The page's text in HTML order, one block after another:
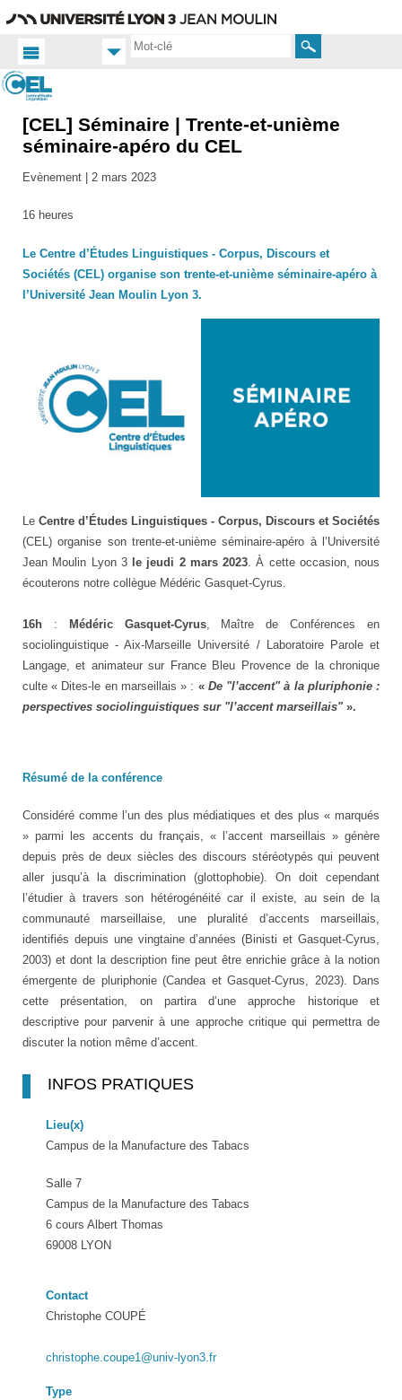
Rechercher
Accueil
FR
[CEL] Séminaire | Trente-et-unième
séminaire-apéro du CEL
Evènement | 2 mars 2023
16 heures
Le Centre d’Études Linguistiques - Corpus, Discours et
Sociétés (CEL) organise son trente-et-unième séminaire-apéro à
l’Université Jean Moulin Lyon 3.
Le Centre d’Études Linguistiques - Corpus, Discours et Sociétés
(CEL) organise son trente-et-unième séminaire-apéro à l’Université
Jean Moulin Lyon 3 le jeudi 2 mars 2023. À cette occasion, nous
écouterons notre collègue Médéric Gasquet-Cyrus.
16h : Médéric Gasquet-Cyrus, Maître de Conférences en
sociolinguistique - Aix-Marseille Université / Laboratoire Parole et
Langage, et animateur sur France Bleu Provence de la chronique
culte « Dites-le en marseillais » : «De "l’accent" à la pluriphonie :
perspectives sociolinguistiques sur "l’accent marseillais"».
Résumé de la conférence
Considéré comme l’un des plus médiatiques et des plus « marqués
» parmi les accents du français, « l’accent marseillais » génère
depuis près de deux siècles des discours stéréotypés qui peuvent
aller jusqu’à la discrimination (glottophobie). On doit cependant
l’étudier à travers son hétérogénéité car il existe, au sein de la
communauté marseillaise, une pluralité d’accents marseillais,
identifiés depuis une vingtaine d’années (Binisti et Gasquet-Cyrus,
2003) et dont la description fine peut être enrichie grâce à la notion
émergente de pluriphonie (Candea et Gasquet-Cyrus, 2023). Dans
cette présentation, on partira d’une approche historique et
descriptive pour parvenir à une approche critique qui permettra de
discuter la notion même d’accent.
INFOS PRATIQUES
Lieu(x)
Campus de la Manufacture des Tabacs
Salle 7
Campus de la Manufacture des Tabacs
6 cours Albert Thomas
69008 LYON
Contact
Christophe COUPÉ
christophe.coupe1@univ-lyon3.fr
Type